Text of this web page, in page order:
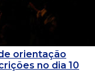
orientação
no dia 10